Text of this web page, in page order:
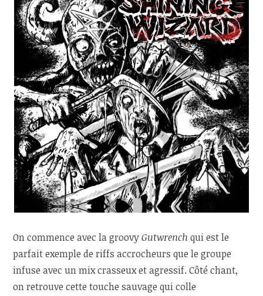
On commence avec la groovyGutwrench qui est le
parfait exemple de riffs accrocheurs que le groupe
infuse avec un mix crasseux et agressif. Côté chant,
on retrouve cette touche sauvage qui colle